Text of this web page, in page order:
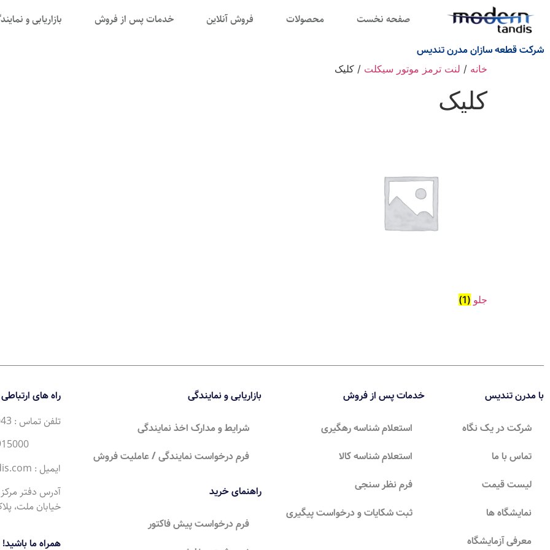
صفحه نخست محصولات فروش آنلاین خدمات پس از فروش
بازاریابی و
شرکت قطعه سازان مدرن تندیس
خانه / لنت ترمز موتور سیکلت / کلیک
کلیک
جلو (1)
با مدرن تندیس
شرکت در یک نگاه
تماس با ما
لیست قیمت
نمایشگاه ها
معرفی آزمایشگاه
خدمات پس از فروش
استعلام شناسه رهگیری
استعلام شناسه کالا
فرم نظر سنجی
ثبت شکایات و درخواست پیگیری
بازاریابی و نمایندگی
شرایط و مدارک اخذ نمایندگی
فرم درخواست نمایندگی / عاملیت فروش
راهنمای خرید
فرم درخواست پیش فاکتور
راه های ارتباطی
تلفن تماس : 35043 (21) 98+
ایمیل : Sales@moderntandis.com
آدرس دفتر
خیابان ملت، پلاک
همراه ما باشید!